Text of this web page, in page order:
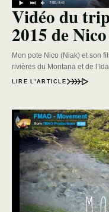
Vidéo du
2015 de
Mon pote Nico (Niak) et son
rivières du Montana et de
LIRE L’ARTICLE